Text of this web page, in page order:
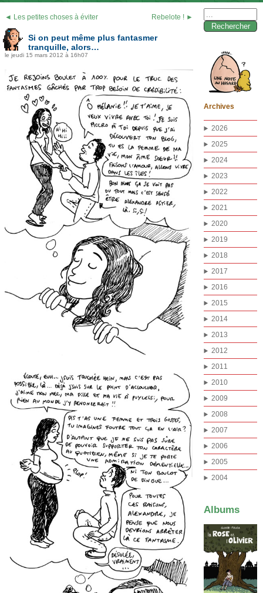
◄ Les petites choses à éviter Rebelote ! ►
Si on peut même plus fantasmer
tranquille, alors…
le jeudi 15 mars 2012 à 16h07
Archives
2026
2025
2024
2023
2022
2021
2020
2019
2018
2017
2016
2015
2014
2013
2012
2011
2010
2009
2008
2007
2006
2005
2004
Albums